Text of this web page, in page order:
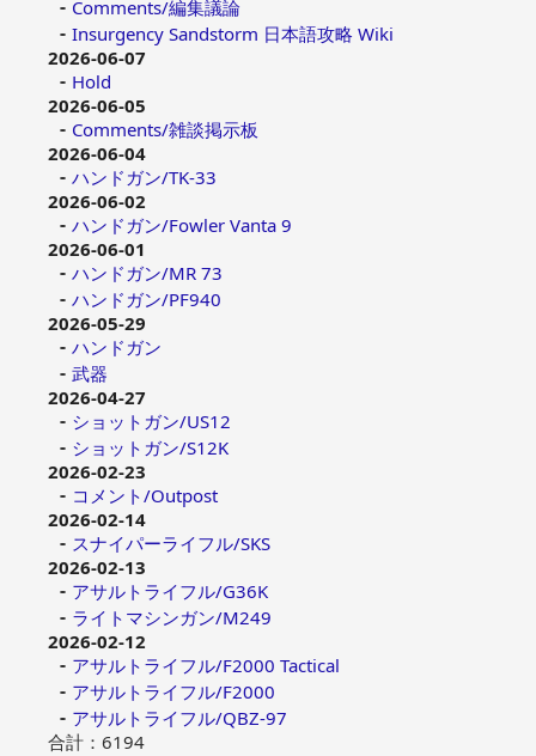
Comments/編集議論
Insurgency Sandstorm 日本語攻略 Wiki
2026-06-07
Hold
2026-06-05
Comments/雑談掲示板
2026-06-04
ハンドガン/TK-33
2026-06-02
ハンドガン/Fowler Vanta 9
2026-06-01
ハンドガン/MR 73
ハンドガン/PF940
2026-05-29
ハンドガン
武器
2026-04-27
ショットガン/US12
ショットガン/S12K
2026-02-23
コメント/Outpost
2026-02-14
スナイパーライフル/SKS
2026-02-13
アサルトライフル/G36K
ライトマシンガン/M249
2026-02-12
アサルトライフル/F2000 Tactical
アサルトライフル/F2000
アサルトライフル/QBZ-97
合計：6194